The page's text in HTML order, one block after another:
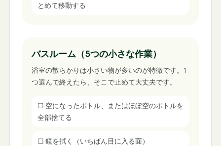
とめて移動する
バスルーム（5つの小さな作業）
浴室の散らかりは小さい物が多いのが特徴です。1
つ選んで終えたら、そこで止めて大丈夫です。
☐ 空になったボトル、またはほぼ空のボトルを
全部捨てる
☐ 鏡を拭く（いちばん目に入る面）